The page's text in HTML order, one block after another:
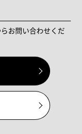
お問い合わせくだ